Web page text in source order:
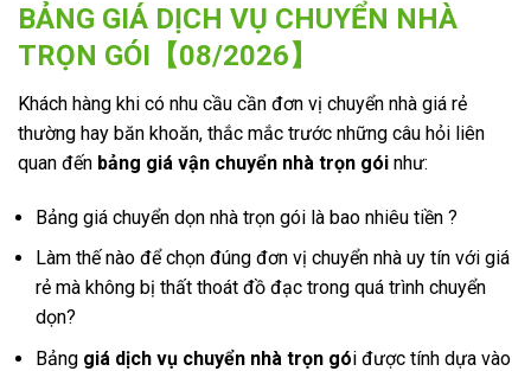
BẢNG GIÁ DỊCH VỤ CHUYỂN NHÀ
TRỌN GÓI【08/2026】
Khách hàng khi có nhu cầu cần đơn vị chuyển nhà giá rẻ
thường hay băn khoăn, thắc mắc trước những câu hỏi liên
quan đến bảng giá vận chuyển nhà trọn gói như:
Bảng giá chuyển dọn nhà trọn gói là bao nhiêu tiền ?
Làm thế nào để chọn đúng đơn vị chuyển nhà uy tín với giá
rẻ mà không bị thất thoát đồ đạc trong quá trình chuyển
dọn?
Bảng giá dịch vụ chuyển nhà trọn gói được tính dựa vào